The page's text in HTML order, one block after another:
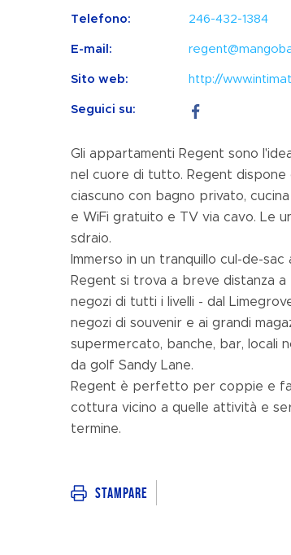
Telefono: 246-432-1384
E-mail:
Sito web: http://
Seguici su:
Gli appartamenti Regent sono
nel cuore di tutto. Regent
ciascuno con bagno privato,
e WiFi gratuito e TV via cavo. Le
sdraio.
Immerso in un tranquillo cul-de-
Regent si trova a breve distanza a
negozi di tutti i livelli - dal
negozi di souvenir e ai grandi
supermercato, banche, bar, locali
da golf Sandy Lane.
Regent è perfetto per coppie e
cottura vicino a quelle attività e
termine.
Stampare